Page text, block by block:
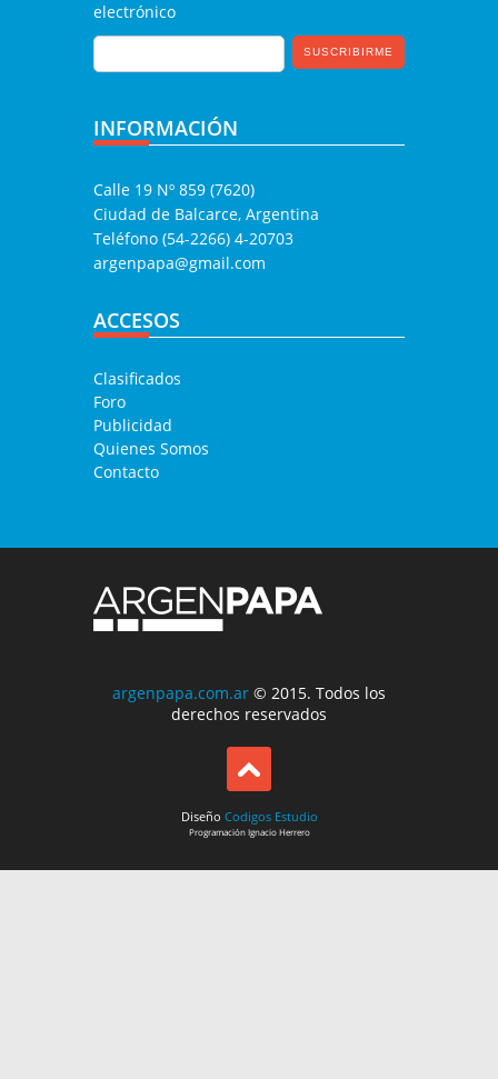
electrónico
INFORMACIÓN
Calle 19 Nº 859 (7620)
Ciudad de Balcarce, Argentina
Teléfono (54-2266) 4-20703
argenpapa@gmail.com
ACCESOS
Clasificados
Foro
Publicidad
Quienes Somos
Contacto
argenpapa.com.ar © 2015. Todos los
derechos reservados
Diseño Codigos Estudio
ProgramaciónIgnacio Herrero